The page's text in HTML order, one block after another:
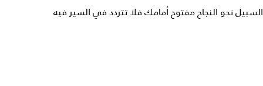
السبيل نحو النجاح مفتوح أمامك فلا تتردد في السير فيه